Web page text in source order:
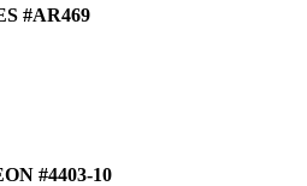
#AR469
#4403-10